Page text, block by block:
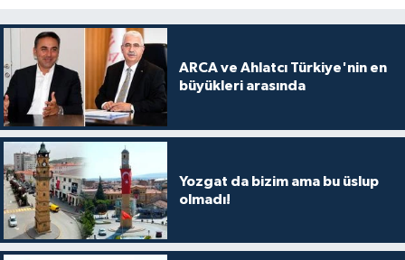
ARCA ve Ahlatcı Türkiye'nin en
büyükleri arasında
Yozgat da bizim ama bu üslup
olmadı!